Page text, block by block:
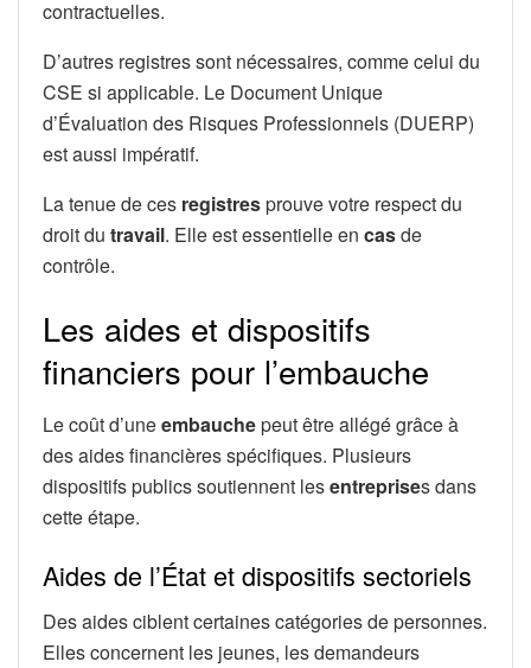
contractuelles.
D’autres registres sont nécessaires, comme celui du
CSE si applicable. Le Document Unique
d’Évaluation des Risques Professionnels (DUERP)
est aussi impératif.
La tenue de ces registresprouve votre respect du
droit du travail. Elle est essentielle en casde
contrôle.
Les aides et dispositifs
financiers pour l’embauche
Le coût d’uneembauchepeut être allégé grâce à
des aides financières spécifiques. Plusieurs
dispositifs publics soutiennent lesentreprises dans
cette étape.
Aides de l’État et dispositifs sectoriels
Des aides ciblent certaines catégories de personnes.
Elles concernent les jeunes, les demandeurs